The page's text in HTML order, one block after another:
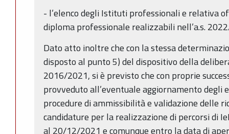
- l’elenco degli Istituti professionali e relativa
diploma professionale realizzabili nell’a.s.
Dato atto inoltre che con la stessa
disposto al punto 5) del dispositivo della
2016/2021, si è previsto che con proprie
provveduto all’eventuale aggiornamento degli
procedure di ammissibilità e validazione delle
candidature per la realizzazione di percorsi di
al 20/12/2021 e comunque entro la data di